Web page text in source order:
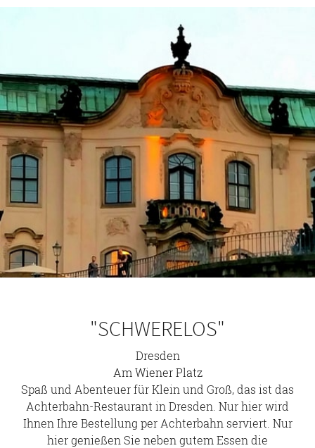
"SCHWERELOS"
Dresden
Am Wiener Platz
Spaß und Abenteuer für Klein und Groß, das ist das
Achterbahn-Restaurant in Dresden. Nur hier wird
Ihnen Ihre Bestellung per Achterbahn serviert. Nur
hier genießen Sie neben gutem Essen die